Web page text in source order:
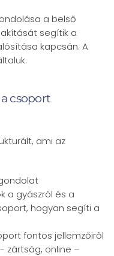
a belső
segítik a
kapcsán. A
csoport
ami az
a gyászról és a
hogyan segíti a
fontos jellemzőiről
zártság, online –